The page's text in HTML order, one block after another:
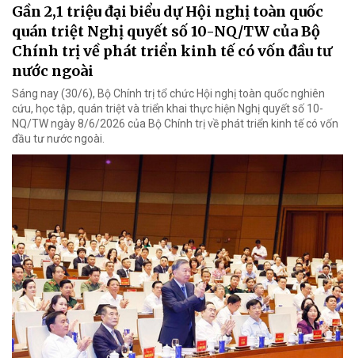
Gần 2,1 triệu đại biểu dự Hội nghị toàn quốc
quán triệt Nghị quyết số 10-NQ/TW của Bộ
Chính trị về phát triển kinh tế có vốn đầu tư
nước ngoài
Sáng nay (30/6), Bộ Chính trị tổ chức Hội nghị toàn quốc nghiên
cứu, học tập, quán triệt và triển khai thực hiện Nghị quyết số 10-
NQ/TW ngày 8/6/2026 của Bộ Chính trị về phát triển kinh tế có vốn
đầu tư nước ngoài.